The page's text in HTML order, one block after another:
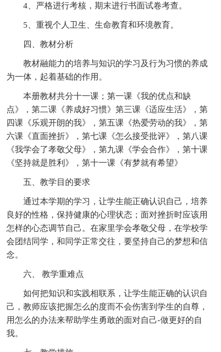
4、严格进行考核，期末进行书面试卷考查。
5、重视个人卫生、生命教育和环境教育。
四、教材分析
教材融能力的培养与知识的学习及行为习惯的养成
为一体，起着基础的作用。
本册教材共分十一课；第一课《我的优点和缺
点》，第二课《养成好习惯》第三课《适应生活》，第
四课《乐观开朗的我》，第五课《热爱劳动的我》，第
六课《直面挫折》，第七课《怎么接受批评》，第八课
《我学会了孝敬父母》，第九课《学会合作》，第十课
《坚持就是胜利》，第十一课《有梦就有希望》
五、教学目的要求
通过本学期的学习，让学生能正确认识自己，培养
良好的性格，保持健康的心理状态；面对挫折时应该用
怎样的心态调节自己。在家里学会孝敬父母，在学校学
会团结同学，和同学正常交往，要坚持自己的梦想和信
念。
六、 教学重难点
如何把知识和实践相联系，让学生能正确的认识自
己，教师应该把握怎么的度而不会伤害到学生的自尊，
用怎么的办法来帮助学生勇敢的面对自己-做更好的自
我。